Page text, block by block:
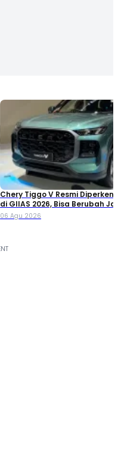
Chery Tiggo V Resmi
di GIIAS 2026, Bisa Berubah
Double Cabin
06 Agu 2026